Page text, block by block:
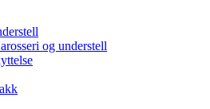
og understell